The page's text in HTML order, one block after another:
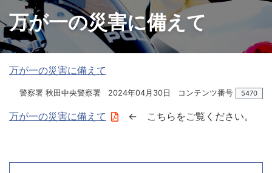
万が一の災害に備えて
万が一の災害に備えて
警察署 秋田中央警察署 2024年04月30日 コンテンツ番号 5470
万が一の災害に備えて ← こちらをご覧ください。